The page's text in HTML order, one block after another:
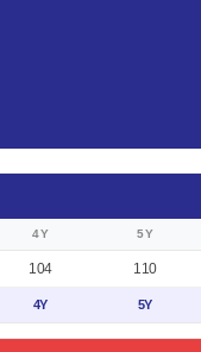
4Y 5Y
104 110
4Y 5Y